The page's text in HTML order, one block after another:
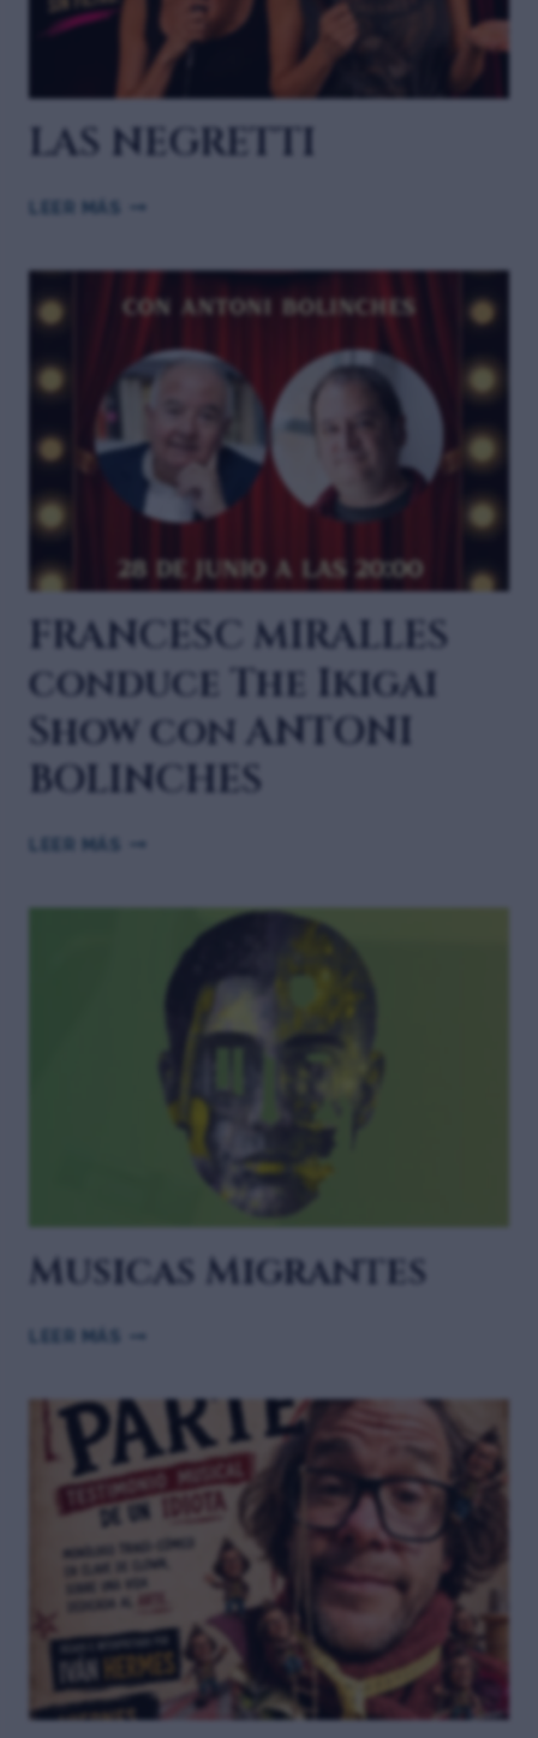
LAS NEGRETTI
LEER MÁS
FRANCESC MIRALLES
conduce The Ikigai
Show con ANTONI
BOLINCHES
LEER MÁS
Musicas Migrantes
LEER MÁS